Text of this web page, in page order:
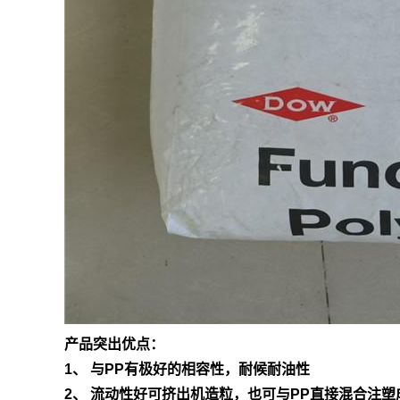
产品突出优点：
1、 与PP有极好的相容性，耐候耐油性
2、 流动性好可挤出机造粒，也可与PP直接混合注塑